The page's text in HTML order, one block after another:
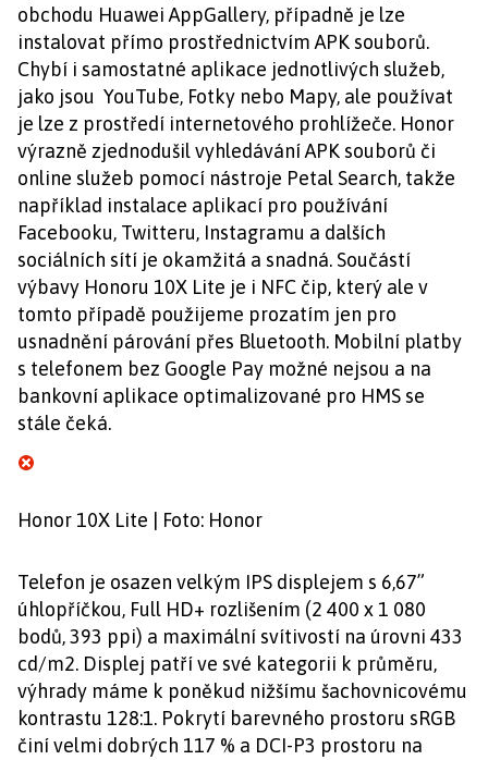
obchodu Huawei AppGallery, případně je lze
instalovat přímo prostřednictvím APK souborů.
Chybí i samostatné aplikace jednotlivých služeb,
jako jsou YouTube, Fotky nebo Mapy, ale používat
je lze z prostředí internetového prohlížeče. Honor
výrazně zjednodušil vyhledávání APK souborů či
online služeb pomocí nástroje Petal Search, takže
například instalace aplikací pro používání
Facebooku, Twitteru, Instagramu a dalších
sociálních sítí je okamžitá a snadná. Součástí
výbavy Honoru 10X Lite je i NFC čip, který ale v
tomto případě použijeme prozatím jen pro
usnadnění párování přes Bluetooth. Mobilní platby
s telefonem bez Google Pay možné nejsou a na
bankovní aplikace optimalizované pro HMS se
stále čeká.
Honor 10X Lite | Foto: Honor
Telefon je osazen velkým IPS displejem s 6,67”
úhlopříčkou, Full HD+ rozlišením (2 400 x 1 080
bodů, 393 ppi) a maximální svítivostí na úrovni 433
cd/m2. Displej patří ve své kategorii k průměru,
výhrady máme k poněkud nižšímu šachovnicovému
kontrastu 128:1. Pokrytí barevného prostoru sRGB
činí velmi dobrých 117 % a DCI-P3 prostoru na